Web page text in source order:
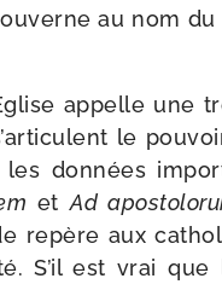
au nom
appelle une
le
don­nées
etAd
repère aux
S’il est vrai